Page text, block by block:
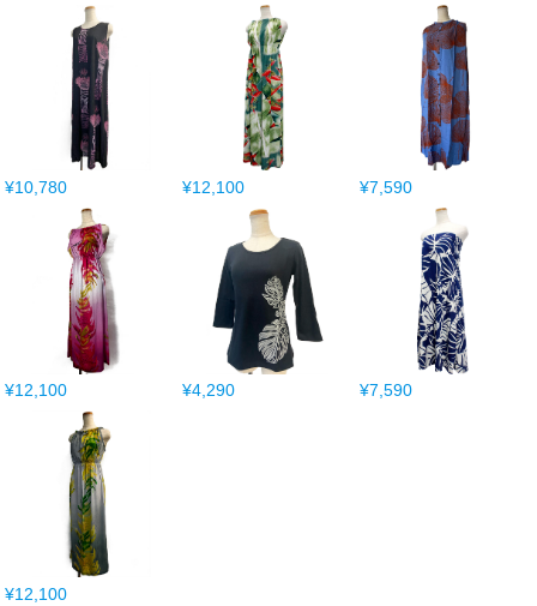
¥10,780 ¥12,100 ¥7,590
¥12,100 ¥4,290 ¥7,590
¥12,100